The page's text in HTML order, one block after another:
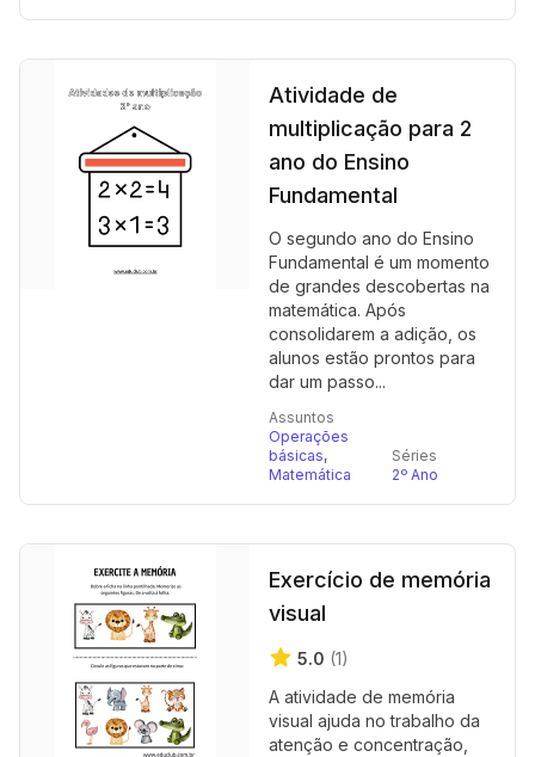
Atividade de
multiplicação para 2
ano do Ensino
Fundamental
O segundo ano do Ensino
Fundamental é um momento
de grandes descobertas na
matemática. Após
consolidarem a adição, os
alunos estão prontos para
dar um passo...
Assuntos
Operações
básicas,
Matemática
Séries
2º Ano
Exercício de memória
visual
5.0 (1)
A atividade de memória
visual ajuda no trabalho da
atenção e concentração,